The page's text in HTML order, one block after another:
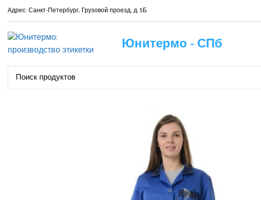
Адрес: Санкт-Петербург, Грузовой проезд, д. 5Б
Юнитермо - СПб